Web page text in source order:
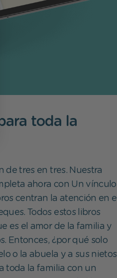
toda la
de tres en tres. Nuestra
ahora con Un vínculo
centran la atención en el
Todos estos libros
es el amor de la familia y
Entonces, ¿por qué solo
o la abuela y a sus nietos
toda la familia con un